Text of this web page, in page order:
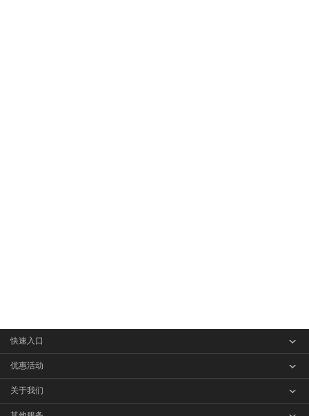
快速入口
客户端下载
渲染价格
优惠活动
分享活动
关于我们